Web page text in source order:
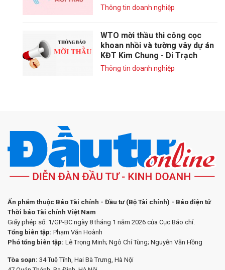
Thông tin doanh nghiệp
WTO mời thầu thi công cọc
khoan nhồi và tường vây dự án
KĐT Kim Chung - Di Trạch
Thông tin doanh nghiệp
Ấn phẩm thuộc Báo Tài chính - Đầu tư (Bộ Tài chính) - Báo điện tử
Thời báo Tài chính Việt Nam
Giấy phép số: 1/GP-BC ngày 8 tháng 1 năm 2026 của Cục Báo chí.
Tổng biên tập: Phạm Văn Hoành
Phó tổng biên tập: Lê Trọng Minh; Ngô Chí Tùng; Nguyễn Văn Hồng
Tòa soạn: 34 Tuệ Tĩnh, Hai Bà Trưng, Hà Nội